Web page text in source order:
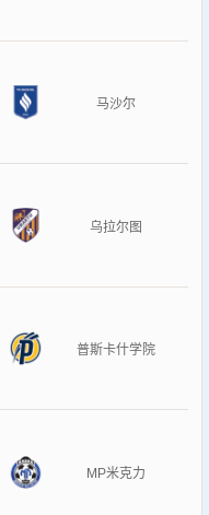
马沙尔
乌拉尔图
普斯卡什学院
MP米克力